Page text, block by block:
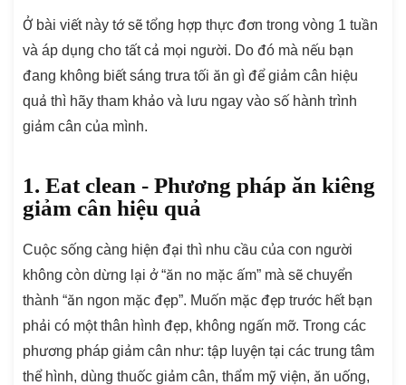
Ở bài viết này tớ sẽ tổng hợp thực đơn trong vòng 1 tuần
và áp dụng cho tất cả mọi người. Do đó mà nếu bạn
đang không biết sáng trưa tối ăn gì để giảm cân hiệu
quả thì hãy tham khảo và lưu ngay vào số hành trình
giảm cân của mình.
1. Eat clean - Phương pháp ăn kiêng
giảm cân hiệu quả
Cuộc sống càng hiện đại thì nhu cầu của con người
không còn dừng lại ở “ăn no mặc ấm” mà sẽ chuyển
thành “ăn ngon mặc đẹp”. Muốn mặc đẹp trước hết bạn
phải có một thân hình đẹp, không ngấn mỡ. Trong các
phương pháp giảm cân như: tập luyện tại các trung tâm
thể hình, dùng thuốc giảm cân, thẩm mỹ viện, ăn uống,